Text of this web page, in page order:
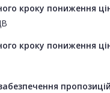
кроку пониження
кроку пониження